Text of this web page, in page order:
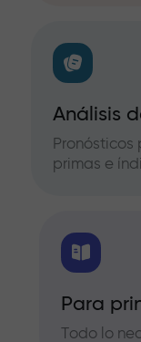
Análisis
primas e
Para
Todo lo